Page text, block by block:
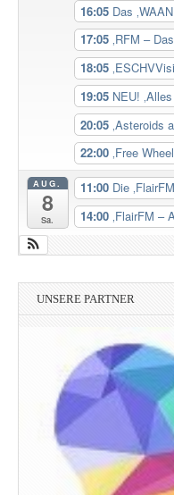
16:05 Das
17:05 ‚RFM –
18:05
19:05 NEU!
20:05 ‚Asteroids
22:00 ‚Free
AUG.
8
Sa.
11:00 Die
14:00 ‚FlairFM –
UNSERE PARTNER